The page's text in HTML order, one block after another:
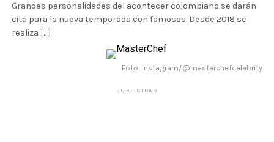
Grandes personalidades del acontecer colombiano se darán
cita para la nueva temporada con famosos. Desde 2018 se
realiza […]
Foto: Instagram/@masterchefcelebrity
PUBLICIDAD